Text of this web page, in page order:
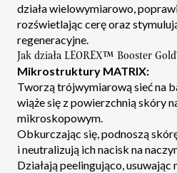
działa wielowymiarowo,
rozświetlając cerę oraz
regeneracyjne.
Jak działa LEOREX™ Booster
Mikrostruktury MATRIX:
Tworzą trójwymiarową sieć na
wiąże się z powierzchnią skóry
mikroskopowym.
Obkurczając się, podnoszą
i neutralizują ich nacisk na
Działają peelingująco,